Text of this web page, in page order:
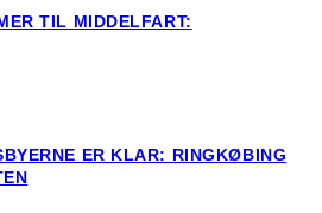
TIL MIDDELFART:
ER KLAR: RINGKØBING